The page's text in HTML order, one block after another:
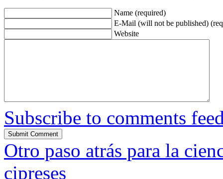
Name (required)
E-Mail (will not be published)
Website
Subscribe to comments
Otro paso atrás para la
cipreses